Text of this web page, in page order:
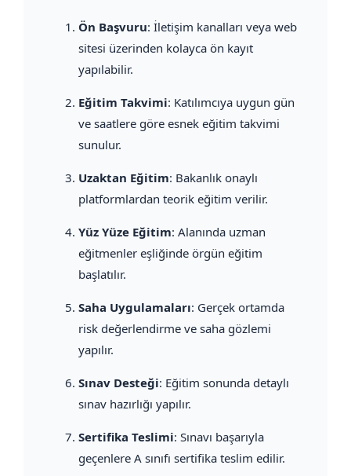
Ön Başvuru: İletişim kanalları veya web
sitesi üzerinden kolayca ön kayıt
yapılabilir.
Eğitim Takvimi: Katılımcıya uygun gün
ve saatlere göre esnek eğitim takvimi
sunulur.
Uzaktan Eğitim: Bakanlık onaylı
platformlardan teorik eğitim verilir.
Yüz Yüze Eğitim: Alanında uzman
eğitmenler eşliğinde örgün eğitim
başlatılır.
Saha Uygulamaları: Gerçek ortamda
risk değerlendirme ve saha gözlemi
yapılır.
Sınav Desteği: Eğitim sonunda detaylı
sınav hazırlığı yapılır.
Sertifika Teslimi: Sınavı başarıyla
geçenlere A sınıfı sertifika teslim edilir.